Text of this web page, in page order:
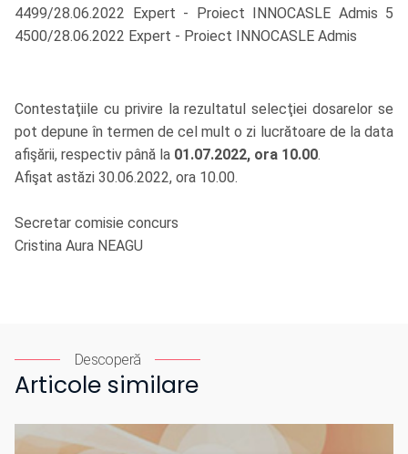
4499/28.06.2022 Expert - Proiect INNOCASLE Admis 5
4500/28.06.2022 Expert - Proiect INNOCASLE Admis
Contestaţiile cu privire la rezultatul selecţiei dosarelor se
pot depune în termen de cel mult o zi lucrătoare de la data
afişării, respectiv până la 01.07.2022, ora 10.00.
Afişat astăzi 30.06.2022, ora 10.00.
Secretar comisie concurs
Cristina Aura NEAGU
Descoperă
Articole similare